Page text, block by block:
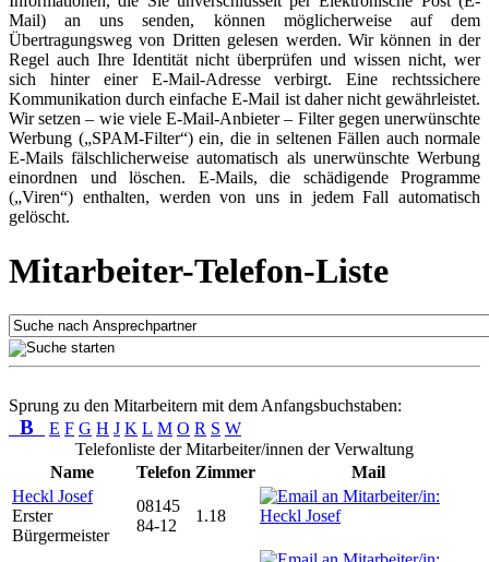
Mail) an uns senden, können möglicherweise auf dem
Übertragungsweg von Dritten gelesen werden. Wir können in der
Regel auch Ihre Identität nicht überprüfen und wissen nicht, wer
sich hinter einer E-Mail-Adresse verbirgt. Eine rechtssichere
Kommunikation durch einfache E-Mail ist daher nicht gewährleistet.
Wir setzen – wie viele E-Mail-Anbieter – Filter gegen unerwünschte
Werbung („SPAM-Filter“) ein, die in seltenen Fällen auch normale
E-Mails fälschlicherweise automatisch als unerwünschte Werbung
einordnen und löschen. E-Mails, die schädigende Programme
(„Viren“) enthalten, werden von uns in jedem Fall automatisch
gelöscht.
Mitarbeiter-Telefon-Liste
Sprung zu den Mitarbeitern mit dem Anfangsbuchstaben:
B E F G H J K L M O R S W
Telefonliste der Mitarbeiter/innen der Verwaltung
Name
Telefon Zimmer
Mail
Heckl Josef
Erster
Bürgermeister
08145
84-12
1.18